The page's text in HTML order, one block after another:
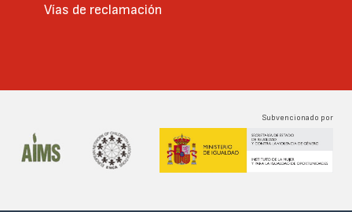
Vías de reclamación
Subvencionado por